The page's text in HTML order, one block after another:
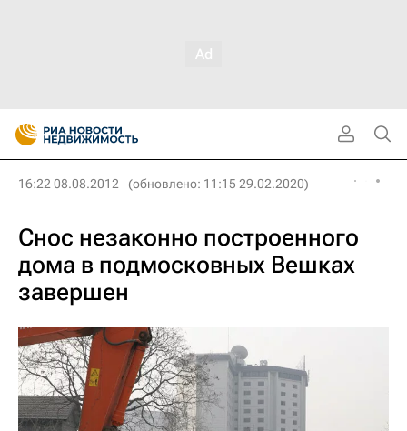
16:22 08.08.2012 (обновлено: 11:15 29.02.2020)
Снос незаконно построенного
дома в подмосковных Вешках
завершен